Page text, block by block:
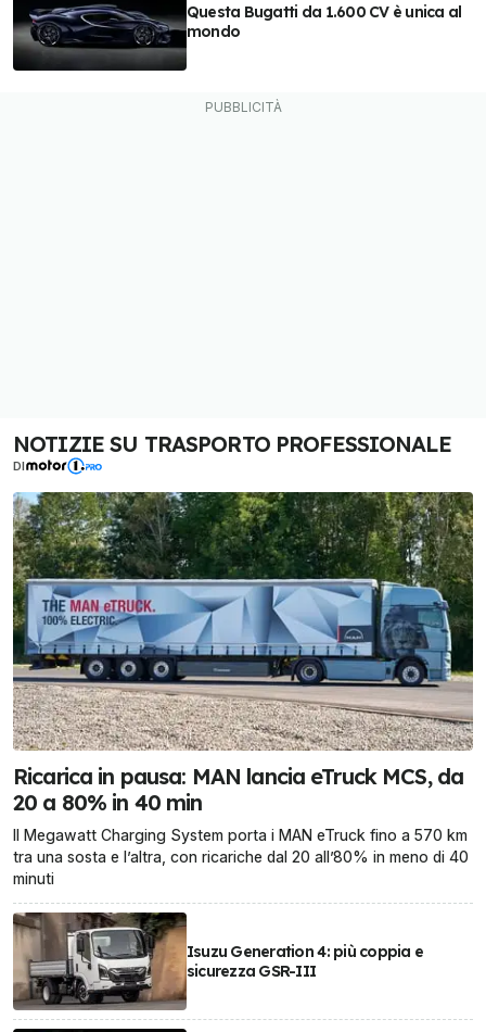
Questa Bugatti da 1.600 CV è unica al
mondo
NOTIZIE SU TRASPORTO PROFESSIONALE
DI
Ricarica in pausa: MAN lancia eTruck MCS, da
20 a 80% in 40 min
Il Megawatt Charging System porta i MAN eTruck fino a 570 km
tra una sosta e l’altra, con ricariche dal 20 all’80% in meno di 40
minuti
Isuzu Generation 4: più coppia e
sicurezza GSR-III